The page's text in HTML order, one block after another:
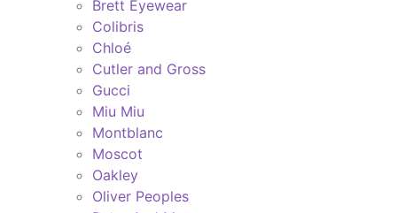
Brett Eyewear
Colibris
Chloé
Cutler and Gross
Gucci
Miu Miu
Montblanc
Moscot
Oakley
Oliver Peoples